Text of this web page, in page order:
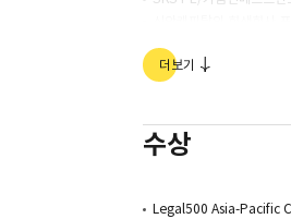
와이투솔루션의 경영권 매
뉴레이크PE의 마카온테라
우리들제약의 엑세스바이
세방전지의 상신금속 인
더보기
수상
Legal500 Asia-Pacific